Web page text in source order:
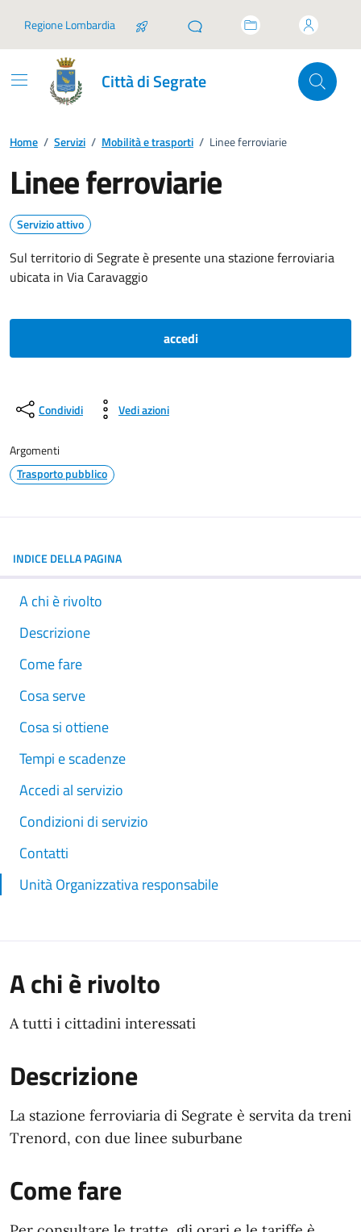
Regione Lombardia
Città di Segrate
Home / Servizi / Mobilità e trasporti / Linee ferroviarie
Linee ferroviarie
Servizio attivo
Sul territorio di Segrate è presente una stazione ferroviaria
ubicata in Via Caravaggio
accedi
Condividi Vedi azioni
Argomenti
Trasporto pubblico
INDICE DELLA PAGINA
A chi è rivolto
Descrizione
Come fare
Cosa serve
Cosa si ottiene
Tempi e scadenze
Accedi al servizio
Condizioni di servizio
Contatti
Unità Organizzativa responsabile
A chi è rivolto
A tutti i cittadini interessati
Descrizione
La stazione ferroviaria di Segrate è servita da treni
Trenord, con due linee suburbane
Come fare